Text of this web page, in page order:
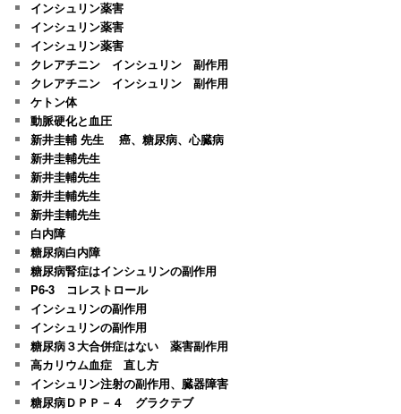
インシュリン薬害
インシュリン薬害
インシュリン薬害
クレアチニン インシュリン 副作用
クレアチニン インシュリン 副作用
ケトン体
動脈硬化と血圧
新井圭輔 先生 癌、糖尿病、心臓病
新井圭輔先生
新井圭輔先生
新井圭輔先生
新井圭輔先生
白内障
糖尿病白内障
糖尿病腎症はインシュリンの副作用
P6-3 コレストロール
インシュリンの副作用
インシュリンの副作用
糖尿病３大合併症はない 薬害副作用
高カリウム血症 直し方
インシュリン注射の副作用、臓器障害
糖尿病ＤＰＰ－４ グラクテブ